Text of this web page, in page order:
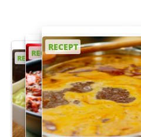
RECEPT
RECEPT
RECEPT
RECEPT
RECEPT